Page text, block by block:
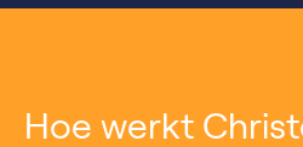
Hoe werkt